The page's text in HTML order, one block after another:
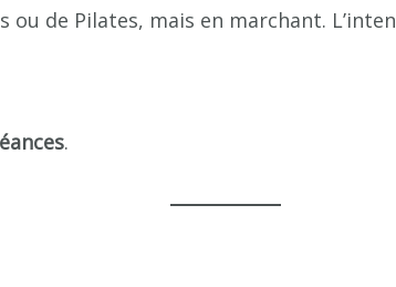
ou de Pilates, mais en marchant.
.